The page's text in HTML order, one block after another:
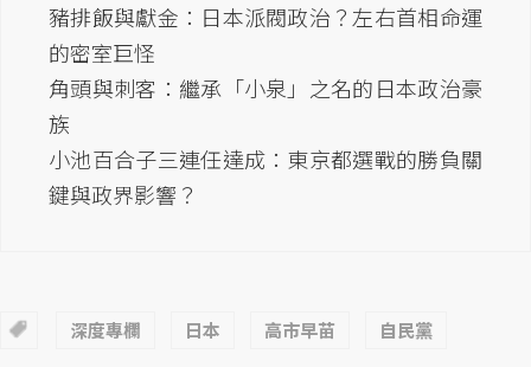
豬排飯與獻金：日本派閥政治？左右首相命運
的密室巨怪
角頭與刺客：繼承「小泉」之名的日本政治豪
族
小池百合子三連任達成：東京都選戰的勝負關
鍵與政界影響？
深度專欄 日本 高市早苗 自民黨